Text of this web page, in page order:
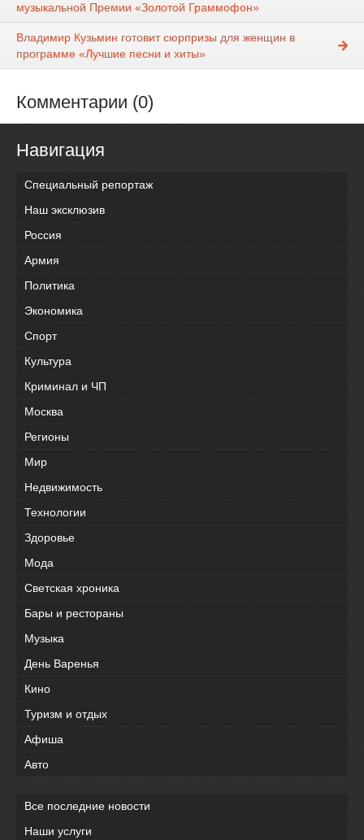
музыкальной Премии «Золотой Граммофон»
Владимир Кузьмин готовит сюрпризы для женщин в
программе «Лучшие песни и хиты»
Комментарии (0)
Навигация
Специальный репортаж
Наш эксклюзив
Россия
Армия
Политика
Экономика
Спорт
Культура
Криминал и ЧП
Москва
Регионы
Мир
Недвижимость
Технологии
Здоровье
Мода
Светская хроника
Бары и рестораны
Музыка
День Варенья
Кино
Туризм и отдых
Афиша
Авто
Все последние новости
Наши услуги